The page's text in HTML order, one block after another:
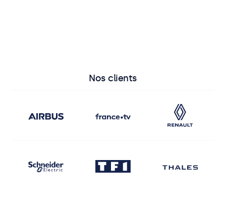
Nos clients